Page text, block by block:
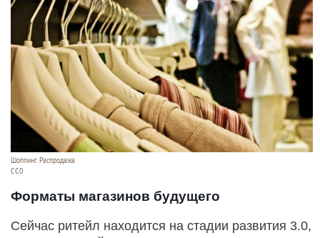
Шоппинг. Распродажа
СС0
Форматы магазинов будущего
Сейчас ритейл находится на стадии развития 3.0,